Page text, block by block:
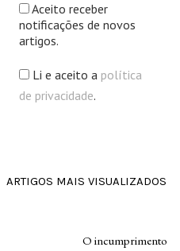
Aceito receber
notificações de novos
artigos.
Li e aceito a política
de privacidade.
ARTIGOS MAIS VISUALIZADOS
O incumprimento